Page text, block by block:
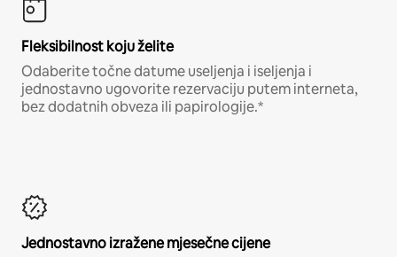
Fleksibilnost koju želite
Odaberite točne datume useljenja i iseljenja i
jednostavno ugovorite rezervaciju putem interneta,
bez dodatnih obveza ili papirologije.*
Jednostavno izražene mjesečne cijene